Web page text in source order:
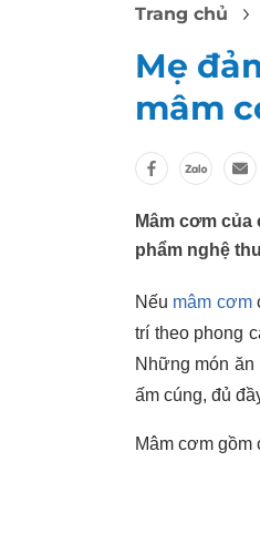
Trang chủ
Mẹ
mâm
Mâm cơm
phẩm nghệ
Nếu mâm cơm
trí theo phong
Những món ăn
ấm cúng, đủ
Mâm cơm gồm